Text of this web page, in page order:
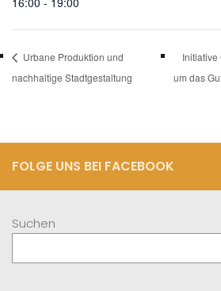
Urbane Produktion und
nachhaltige Stadtgestaltung
Initiative
um das
FOLGE UNS BEI FACEBOOK
Suchen